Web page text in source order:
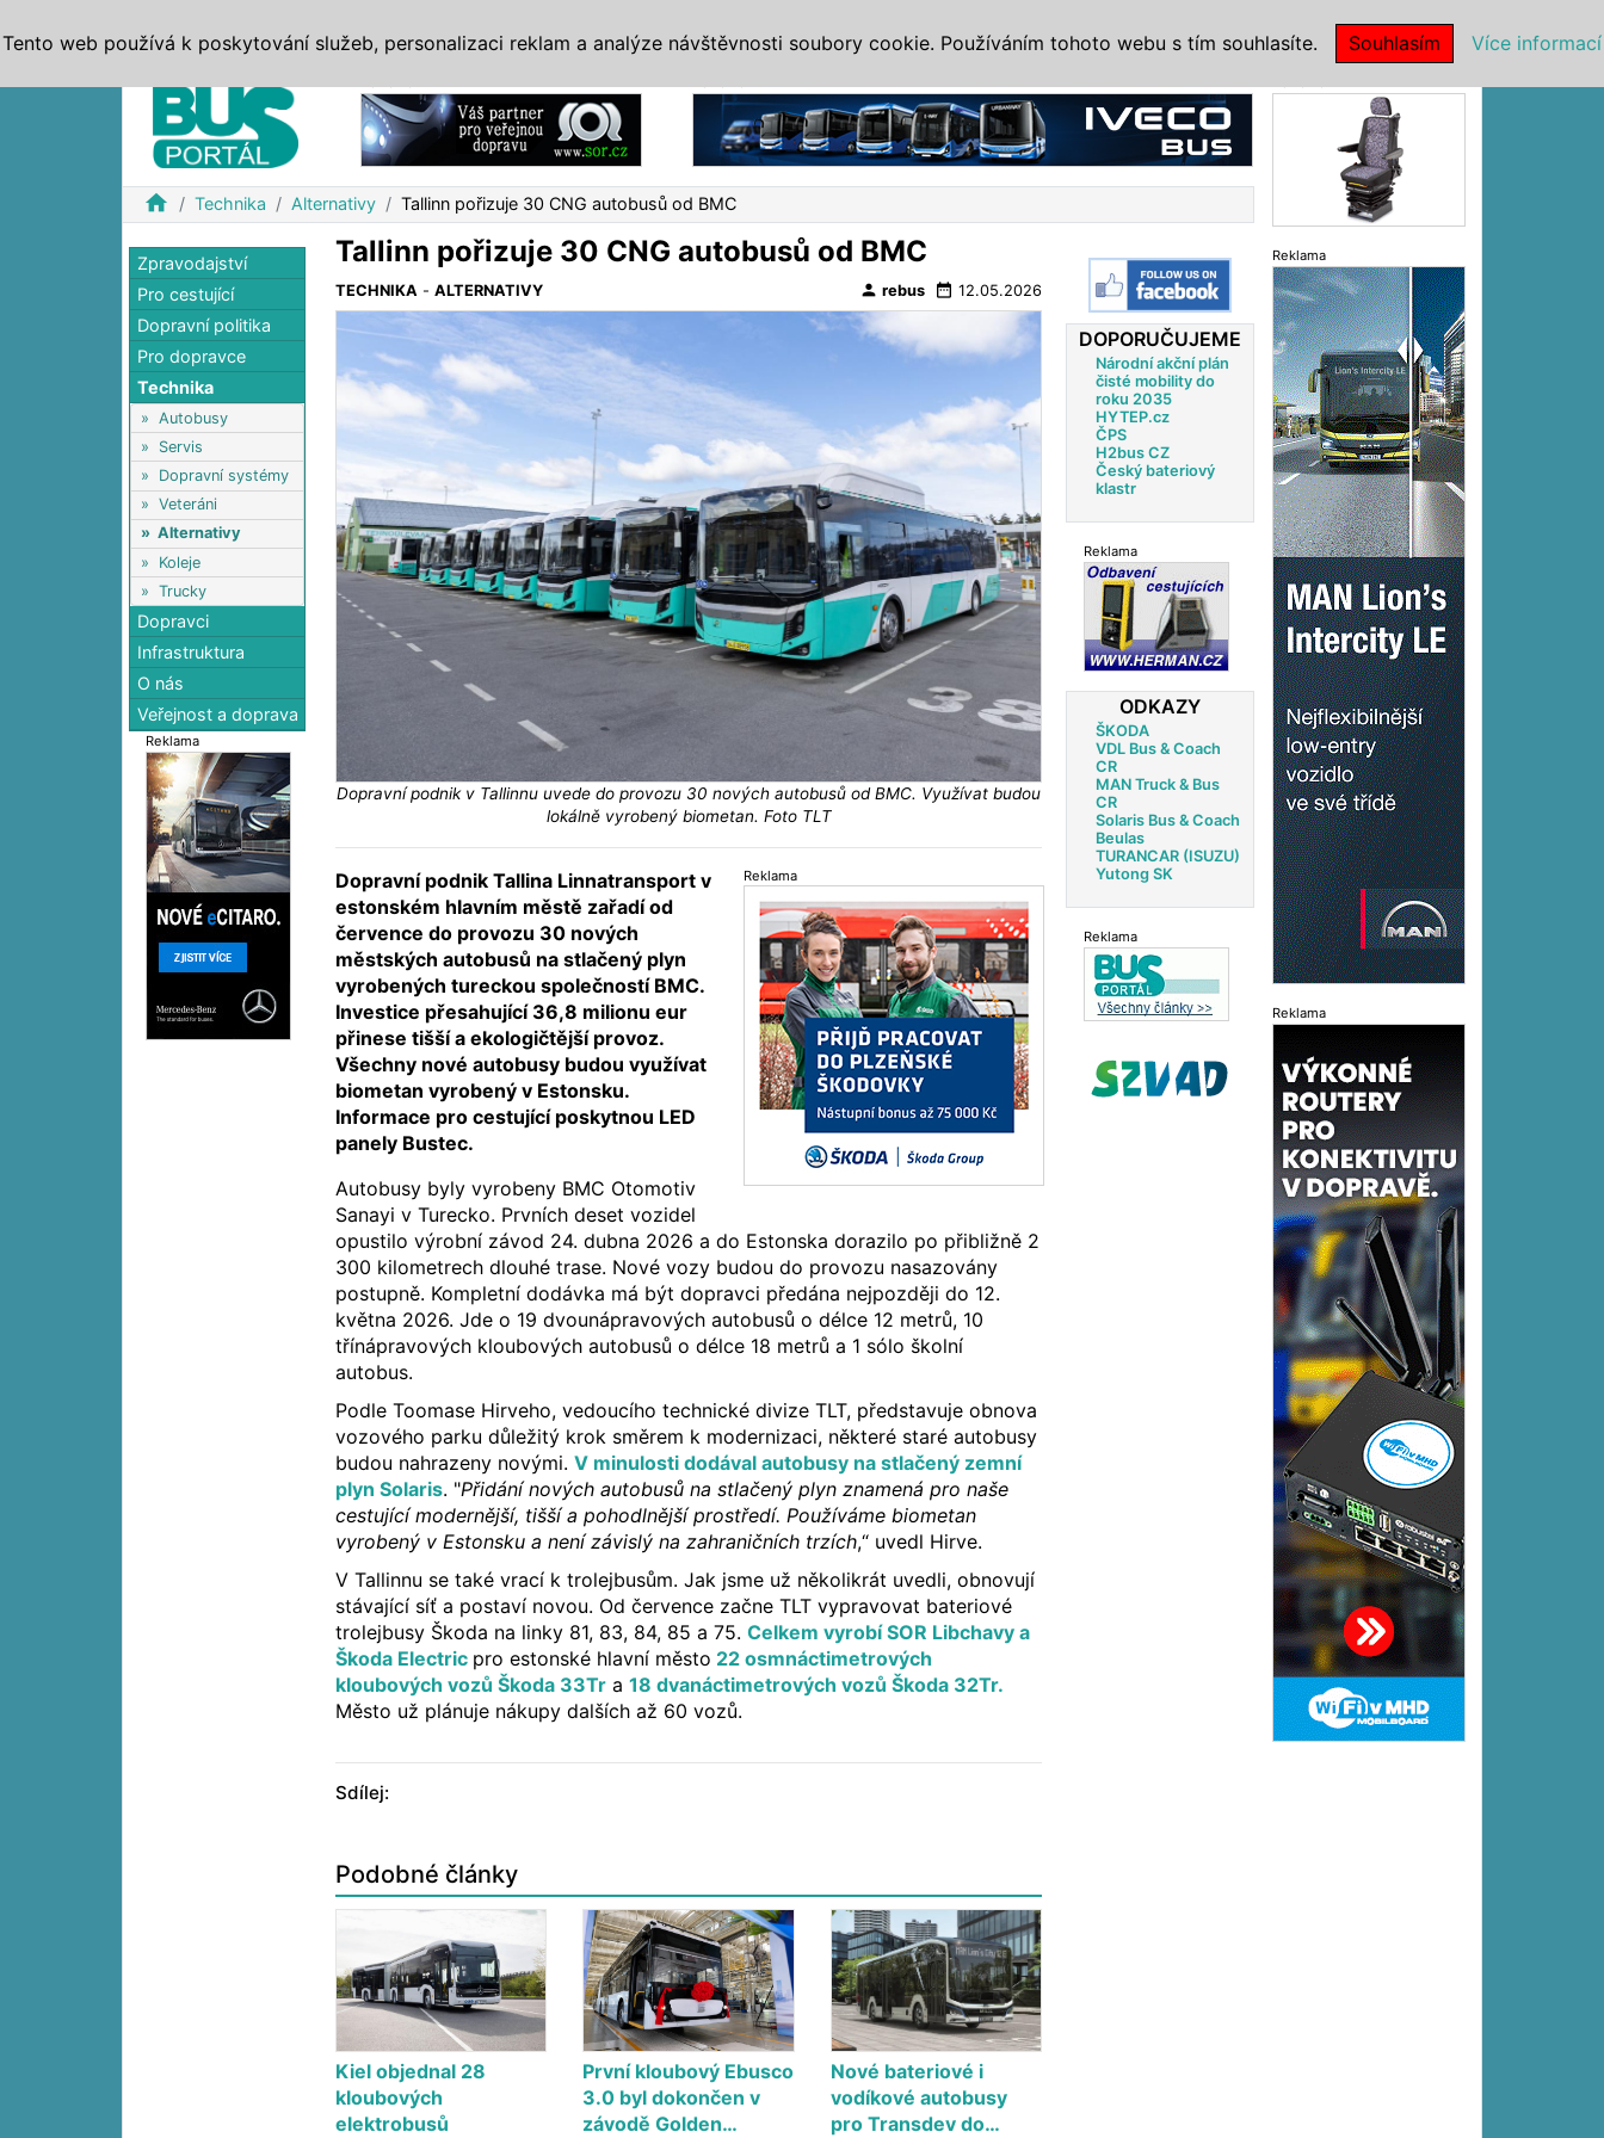
home Technika Alternativy Tallinn pořizuje 30 CNG autobusů od BMC
Zpravodajství
Pro cestující
Dopravní politika
Pro dopravce
Technika
» Autobusy
» Servis
» Dopravní systémy
» Veteráni
» Alternativy
» Koleje
» Trucky
Dopravci
Infrastruktura
O nás
Veřejnost a doprava
Reklama
Tallinn pořizuje 30 CNG autobusů od BMC
TECHNIKA -ALTERNATIVY person rebus date_range 12.05.2026
Dopravní podnik v Tallinnu uvede do provozu 30 nových autobusů od BMC. Využívat budou
lokálně vyrobený biometan. Foto TLT
Reklama
Dopravní podnik Tallina Linnatransport v
estonském hlavním městě zařadí od
července do provozu 30 nových
městských autobusů na stlačený plyn
vyrobených tureckou společností BMC.
Investice přesahující 36,8 milionu eur
přinese tišší a ekologičtější provoz.
Všechny nové autobusy budou využívat
biometan vyrobený v Estonsku.
Informace pro cestující poskytnou LED
panely Bustec.
Autobusy byly vyrobeny BMC Otomotiv
Sanayi v Turecko. Prvních deset vozidel
opustilo výrobní závod 24. dubna 2026 a do Estonska dorazilo po přibližně 2
300 kilometrech dlouhé trase. Nové vozy budou do provozu nasazovány
postupně. Kompletní dodávka má být dopravci předána nejpozději do 12.
května 2026. Jde o 19 dvounápravových autobusů o délce 12 metrů, 10
třínápravových kloubových autobusů o délce 18 metrů a 1 sólo školní
autobus.
Podle Toomase Hirveho, vedoucího technické divize TLT, představuje obnova
vozového parku důležitý krok směrem k modernizaci, některé staré autobusy
budou nahrazeny novými.V minulosti dodával autobusy na stlačený zemní
plyn Solaris. "Přidání nových autobusů na stlačený plyn znamená pro naše
cestující modernější, tišší a pohodlnější prostředí. Používáme biometan
vyrobený v Estonsku a není závislý na zahraničních trzích,“ uvedl Hirve.
V Tallinnu se také vrací k trolejbusům. Jak jsme už několikrát uvedli, obnovují
stávající síť a postaví novou. Od července začne TLT vypravovat bateriové
trolejbusy Škoda na linky 81, 83, 84, 85 a 75.Celkem vyrobí SOR Libchavy a
Škoda Electric pro estonské hlavní město 22 osmnáctimetrových
kloubových vozů Škoda 33Tr a18 dvanáctimetrových vozů Škoda 32Tr.
Město už plánuje nákupy dalších až 60 vozů.
Sdílej:
Podobné články
Kiel objednal 28
kloubových
elektrobusů
První kloubový Ebusco
3.0 byl dokončen v
závodě Golden…
Nové bateriové i
vodíkové autobusy
pro Transdev do…
DOPORUČUJEME
Národní akční plán
čisté mobility do
roku 2035
HYTEP.cz
ČPS
H2bus CZ
Český bateriový
klastr
Reklama
ODKAZY
ŠKODA
VDL Bus & Coach
CR
MAN Truck & Bus
CR
Solaris Bus & Coach
Beulas
TURANCAR (ISUZU)
Yutong SK
Reklama
Reklama
Reklama
Tento web používá k poskytování služeb, personalizaci reklam a analýze návštěvnosti soubory cookie. Používáním tohoto webu s tím souhlasíte. Souhlasím Více informací